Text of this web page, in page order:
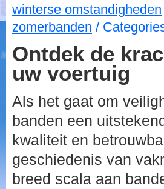
winterse omstandigheden
zomerbanden /
Ontdek de
uw voertuig
Als het gaat om
banden een
kwaliteit en
geschiedenis van
breed scala aan